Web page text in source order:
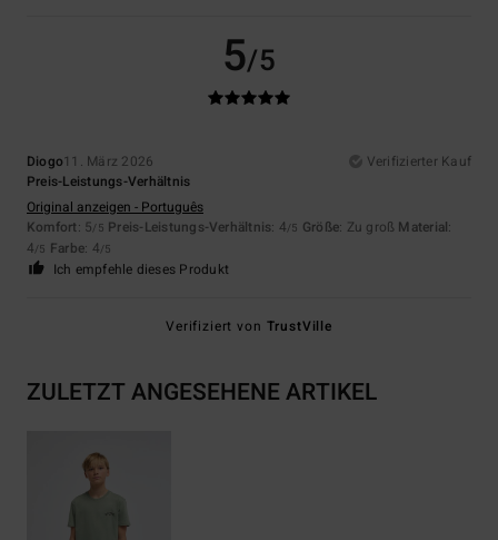
5/5
Diogo11. März 2026
Verifizierter Kauf
Preis-Leistungs-Verhältnis
Original anzeigen - Português
Komfort: 5/5 Preis-Leistungs-Verhältnis: 4/5 Größe: Zu groß Material:
4/5 Farbe: 4/5
Ich empfehle dieses Produkt
Verifiziert von TrustVille
ZULETZT ANGESEHENE ARTIKEL